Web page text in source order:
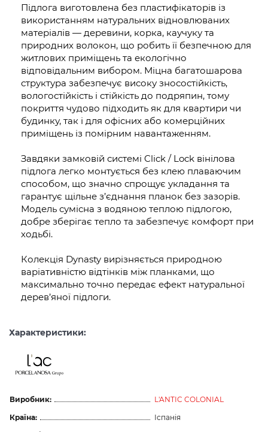
Підлога виготовлена без пластифікаторів із
використанням натуральних відновлюваних
матеріалів — деревини, корка, каучуку та
природних волокон, що робить її безпечною для
житлових приміщень та екологічно
відповідальним вибором. Міцна багатошарова
структура забезпечує високу зносостійкість,
вологостійкість і стійкість до подряпин, тому
покриття чудово підходить як для квартири чи
будинку, так і для офісних або комерційних
приміщень із помірним навантаженням.
Завдяки замковій системі Click / Lock вінілова
підлога легко монтується без клею плаваючим
способом, що значно спрощує укладання та
гарантує щільне з’єднання планок без зазорів.
Модель сумісна з водяною теплою підлогою,
добре зберігає тепло та забезпечує комфорт при
ходьбі.
Колекція Dynasty вирізняється природною
варіативністю відтінків між планками, що
максимально точно передає ефект натуральної
дерев’яної підлоги.
Характеристики:
Виробник:
L'ANTIC COLONIAL
Країна:
Іспанія